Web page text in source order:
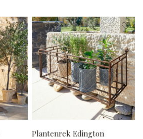
Plantenrek Edington